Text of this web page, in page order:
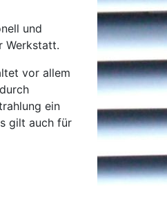
und
Werkstatt.
vor allem
ein
gilt auch für